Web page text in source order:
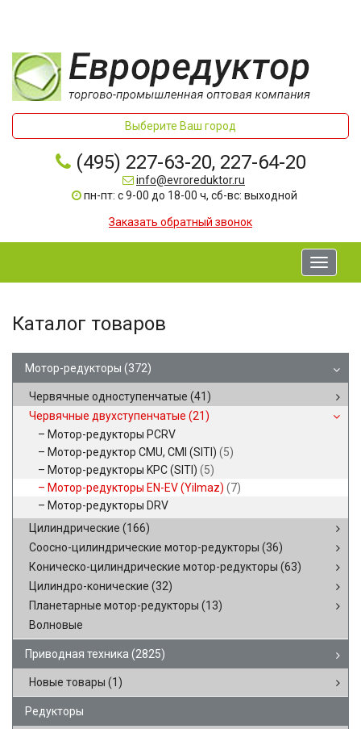
Выберите Ваш город
(495) 227-63-20, 227-64-20
info@evroreduktor.ru
пн-пт: с 9-00 до 18-00 ч, сб-вс: выходной
Заказать обратный звонок
Toggle
Каталог товаров
Мотор-редукторы (372)
Червячные одноступенчатые (41)
Червячные двухступенчатые (21)
Мотор-редукторы PCRV
Мотор-редуктор CMU, CMI (SITI) (5)
Мотор-редукторы KPC (SITI) (5)
Мотор-редукторы EN-EV (Yilmaz) (7)
Мотор-редукторы DRV
Цилиндрические (166)
Соосно-цилиндрические мотор-редукторы (36)
Коническо-цилиндрические мотор-редукторы (63)
Цилиндро-конические (32)
Планетарные мотор-редукторы (13)
Волновые
Приводная техника (2825)
Новые товары (1)
Редукторы